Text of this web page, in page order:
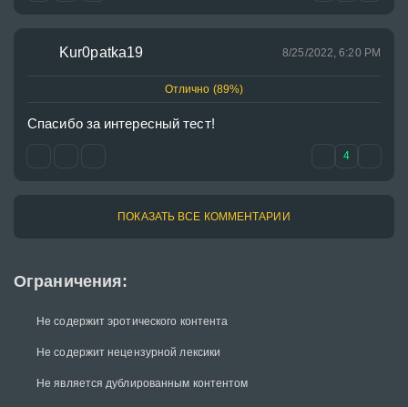
Ограничения:
Не содержит эротического контента
Не содержит нецензурной лексики
Не является дублированным контентом
Kur0patka19 8/25/2022, 6:20 PM
Отлично (89%)
Спасибо за интересный тест!
4
ПОКАЗАТЬ ВСЕ КОММЕНТАРИИ